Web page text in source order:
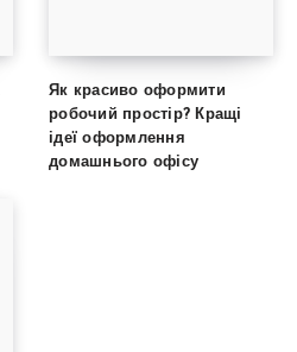
Як красиво оформити
робочий простір? Кращі
ідеї оформлення
домашнього офісу